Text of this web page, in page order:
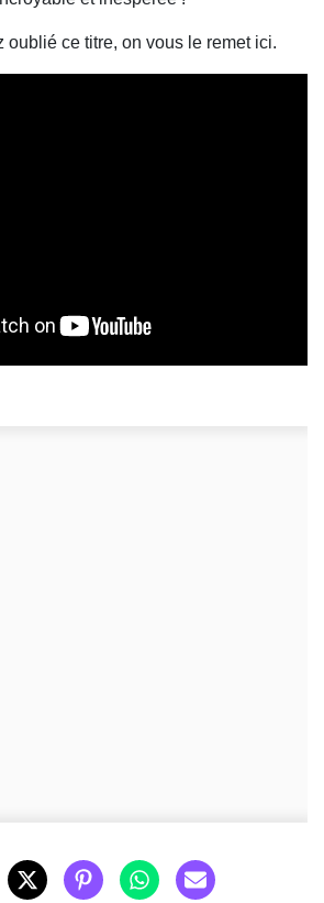
oublié ce titre, on vous le remet ici.